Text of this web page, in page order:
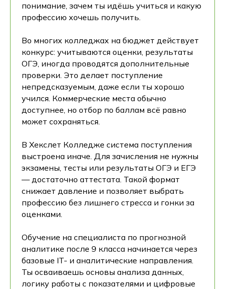
понимание, зачем ты идёшь учиться и какую
профессию хочешь получить.
Во многих колледжах на бюджет действует
конкурс: учитываются оценки, результаты
ОГЭ, иногда проводятся дополнительные
проверки. Это делает поступление
непредсказуемым, даже если ты хорошо
учился. Коммерческие места обычно
доступнее, но отбор по баллам всё равно
может сохраняться.
В Хекслет Колледже система поступления
выстроена иначе. Для зачисления не нужны
экзамены, тесты или результаты ОГЭ и ЕГЭ
— достаточно аттестата. Такой формат
снижает давление и позволяет выбрать
профессию без лишнего стресса и гонки за
оценками.
Обучение на специалиста по прогнозной
аналитике после 9 класса начинается через
базовые IT- и аналитические направления.
Ты осваиваешь основы анализа данных,
логику работы с показателями и цифровые